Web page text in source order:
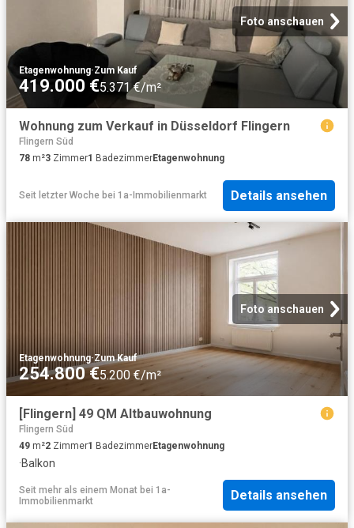
Foto anschauen
Etagenwohnung·Zum Kauf
419.000 €5.371 €/m²
Wohnung zum Verkauf in Düsseldorf Flingern
Flingern Süd
78 m²3 Zimmer1 BadezimmerEtagenwohnung
Seit letzter Woche bei 1a-Immobilienmarkt Details ansehen
Foto anschauen
Etagenwohnung·Zum Kauf
254.800 €5.200 €/m²
[Flingern] 49 QM Altbauwohnung
Flingern Süd
49 m²2 Zimmer1 BadezimmerEtagenwohnung
·Balkon
Seit mehr als einem Monat bei 1a-
Immobilienmarkt
Details ansehen